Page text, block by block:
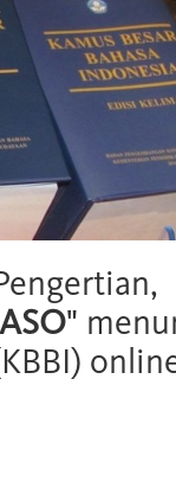
"